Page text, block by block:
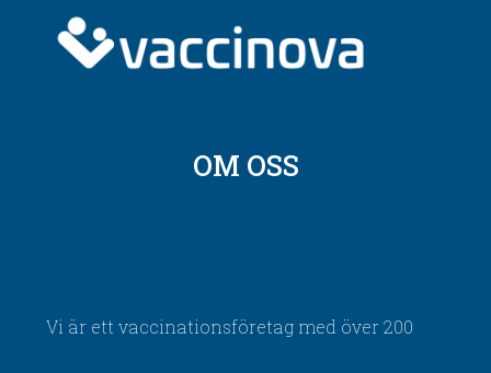
OM OSS
Vi är ett vaccinationsföretag med över 200